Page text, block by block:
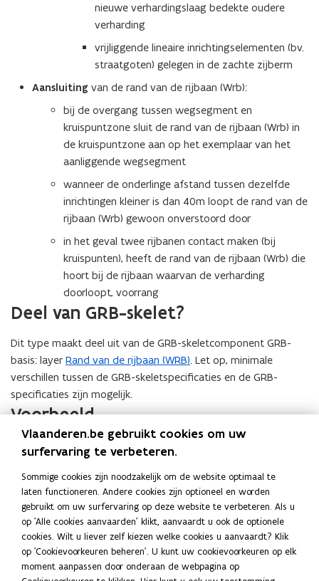
nieuwe verhardingslaag bedekte oudere
verharding
vrijliggende lineaire inrichtingselementen (bv.
straatgoten) gelegen in de zachte zijberm
Aansluiting van de rand van de rijbaan (Wrb):
bij de overgang tussen wegsegment en
kruispuntzone sluit de rand van de rijbaan (Wrb) in
de kruispuntzone aan op het exemplaar van het
aanliggende wegsegment
wanneer de onderlinge afstand tussen dezelfde
inrichtingen kleiner is dan 40m loopt de rand van de
rijbaan (Wrb) gewoon onverstoord door
in het geval twee rijbanen contact maken (bij
kruispunten), heeft de rand van de rijbaan (Wrb) die
hoort bij de rijbaan waarvan de verharding
doorloopt, voorrang
Deel van GRB-skelet?
Dit type maakt deel uit van de GRB-skeletcomponent GRB-
basis: layer Rand van de rijbaan (WRB). Let op, minimale
verschillen tussen de GRB-skeletspecificaties en de GRB-
specificaties zijn mogelijk.
Voorbeeld
De rijbaan in dit voorbeeld bestaat uit één rijstrook,
gecombineerd met een straatgoot. De rand van de rijbaan
(Wrb, bruine lijn) wordt gekarteerd aan de buitenzijde van
de straatgoot.
Vorige
slide
slide
1/3
Vlaanderen.be gebruikt cookies om uw
surfervaring te verbeteren.
Sommige cookies zijn noodzakelijk om de website optimaal te
laten functioneren. Andere cookies zijn optioneel en worden
gebruikt om uw surfervaring op deze website te verbeteren. Als u
op 'Alle cookies aanvaarden' klikt, aanvaardt u ook de optionele
cookies. Wilt u liever zelf kiezen welke cookies u aanvaardt? Klik
op 'Cookievoorkeuren beheren'. U kunt uw cookievoorkeuren op elk
moment aanpassen door onderaan de webpagina op